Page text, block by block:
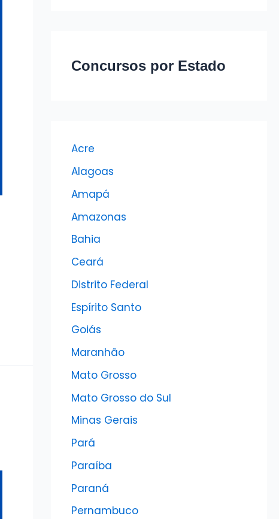
Concursos por Estado
Acre
Alagoas
Amapá
Amazonas
Bahia
Ceará
Distrito Federal
Espírito Santo
Goiás
Maranhão
Mato Grosso
Mato Grosso do Sul
Minas Gerais
Pará
Paraíba
Paraná
Pernambuco